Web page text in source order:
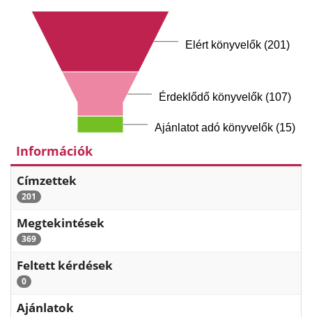
Elért könyvelők (201)
Érdeklődő könyvelők (107)
Ajánlatot adó könyvelők (15)
Információk
Címzettek
201
Megtekintések
369
Feltett kérdések
0
Ajánlatok